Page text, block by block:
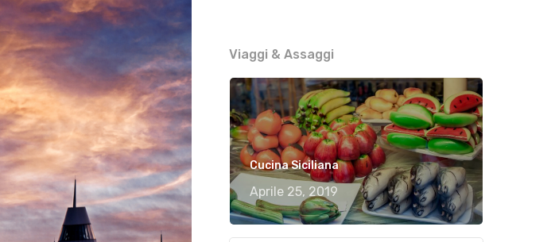
Viaggi & Assaggi
Cucina Siciliana
Aprile 25, 2019